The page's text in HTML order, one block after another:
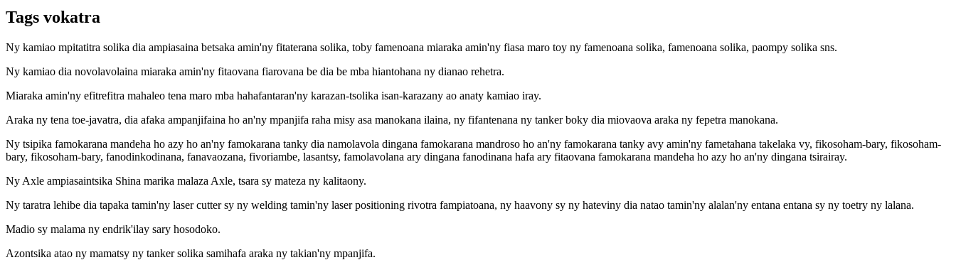
Tags vokatra
Ny kamiao mpitatitra solika dia ampiasaina betsaka amin'ny fitaterana solika, toby famenoana miaraka amin'ny fiasa maro toy ny famenoana solika, famenoana solika, paompy solika sns.
Ny kamiao dia novolavolaina miaraka amin'ny fitaovana fiarovana be dia be mba hiantohana ny dianao rehetra.
Miaraka amin'ny efitrefitra mahaleo tena maro mba hahafantaran'ny karazan-tsolika isan-karazany ao anaty kamiao iray.
Araka ny tena toe-javatra, dia afaka ampanjifaina ho an'ny mpanjifa raha misy asa manokana ilaina, ny fifantenana ny tanker boky dia miovaova araka ny fepetra manokana.
Ny tsipika famokarana mandeha ho azy ho an'ny famokarana tanky dia namolavola dingana famokarana mandroso ho an'ny famokarana tanky avy amin'ny fametahana takelaka vy, fikosoham-bary, fikosoham-
bary, fikosoham-bary, fanodinkodinana, fanavaozana, fivoriambe, lasantsy, famolavolana ary dingana fanodinana hafa ary fitaovana famokarana mandeha ho azy ho an'ny dingana tsirairay.
Ny Axle ampiasaintsika Shina marika malaza Axle, tsara sy mateza ny kalitaony.
Ny taratra lehibe dia tapaka tamin'ny laser cutter sy ny welding tamin'ny laser positioning rivotra fampiatoana, ny haavony sy ny hateviny dia natao tamin'ny alalan'ny entana entana sy ny toetry ny lalana.
Madio sy malama ny endrik'ilay sary hosodoko.
Azontsika atao ny mamatsy ny tanker solika samihafa araka ny takian'ny mpanjifa.